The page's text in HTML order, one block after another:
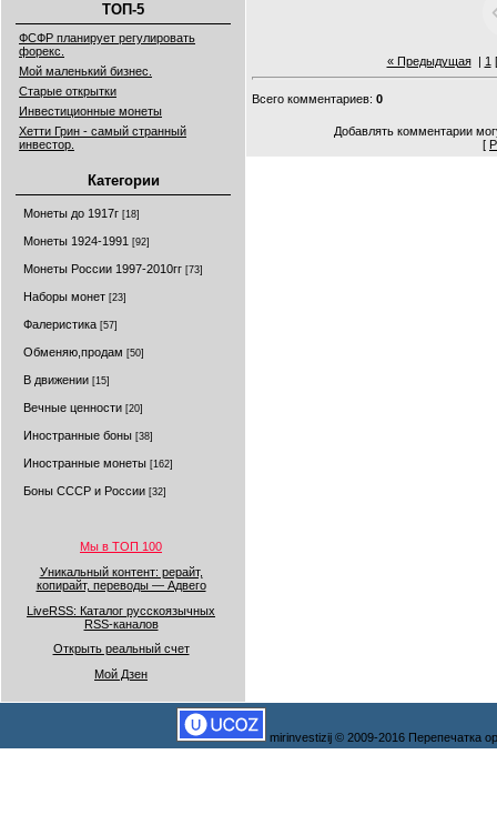
ТОП-5
ФСФР планирует регулировать
форекс.
Мой маленький бизнес.
Старые открытки
Инвестиционные монеты
Хетти Грин - самый странный
инвестор.
Категории
Монеты до 1917г [18]
Монеты 1924-1991 [92]
Монеты России 1997-2010гг [73]
Наборы монет [23]
Фалеристика [57]
Обменяю,продам [50]
В движении [15]
Вечные ценности [20]
Иностранные боны [38]
Иностранные монеты [162]
Боны СССР и России [32]
Мы в ТОП 100
Уникальный контент: рерайт,
копирайт, переводы — Адвего
LiveRSS: Каталог русскоязычных
RSS-каналов
Открыть реальный счет
Мой Дзен
« Предыдущая| 1 [
Всего комментариев: 0
Добавлять комментарии
[
mirinvestizij © 2009-2016 Перепечатка